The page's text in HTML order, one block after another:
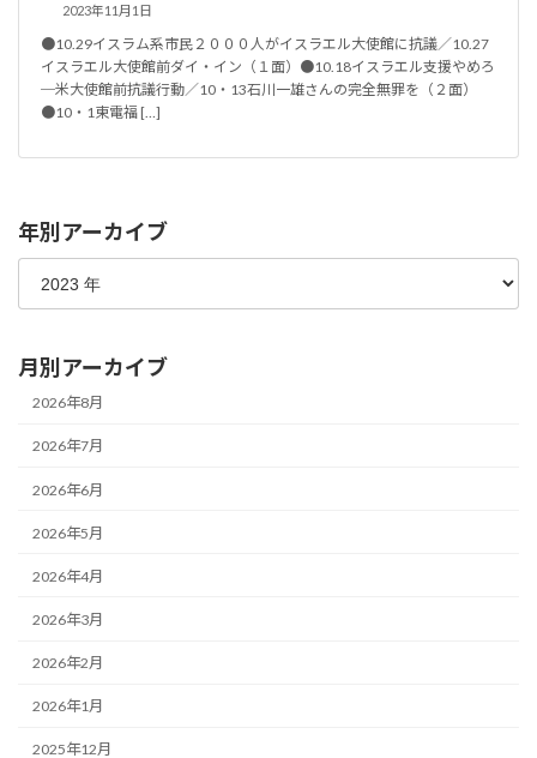
2023年11月1日
●10.29イスラム系市民２０００人がイスラエル大使館に抗議／10.27
イスラエル大使館前ダイ・イン（１面）●10.18イスラエル支援やめろ
─米大使館前抗議行動／10・13石川一雄さんの完全無罪を（２面）
●10・1東電福 […]
年別アーカイブ
月別アーカイブ
2026年8月
2026年7月
2026年6月
2026年5月
2026年4月
2026年3月
2026年2月
2026年1月
2025年12月